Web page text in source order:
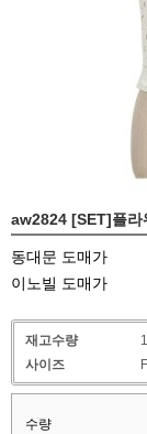
aw2824 [SET]플라
동대문 도매가
이노빌 도매가
재고수량
사이즈
수량